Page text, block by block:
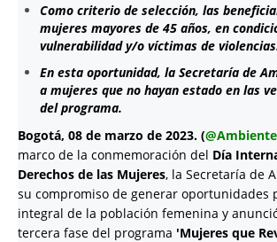
Como criterio de selección, las
mujeres mayores de 45 años, en
vulnerabilidad y/o víctimas de
En esta oportunidad, la Secretaría de
a mujeres que no hayan estado en las
del programa.
Bogotá, 08 de marzo de 2023. (
marco de la conmemoración del Día
Derechos de las Mujeres, la Secretaría de
su compromiso de generar oportunidades
integral de la población femenina y
tercera fase del programa 'Mujeres que